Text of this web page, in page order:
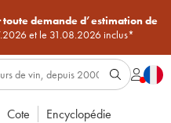
demande d’estimation de
et le 31.08.2026 inclus*
Cote Encyclopédie